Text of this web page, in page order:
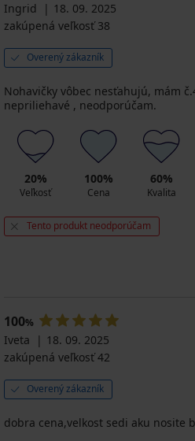
Ingrid
18. 09. 2025
zakúpená veľkosť 38
Overený zákazník
Nohavičky vôbec nesťahujú, mám
nepriliehavé , neodporúčam.
20%
Veľkosť
100%
Cena
60%
Kvalita
Tento produkt neodporúčam
100%
Iveta
18. 09. 2025
zakúpená veľkosť 42
Overený zákazník
dobra cena,velkost sedi aku nosite